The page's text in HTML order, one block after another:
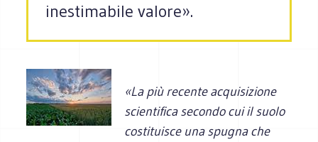
inestimabile valore».
«La più recente acquisizione
scientifica secondo cui il suolo
costituisce una spugna che